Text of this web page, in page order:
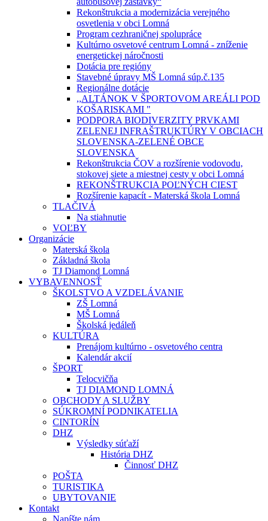
Rekonštrukcia a modernizácia verejného
osvetlenia v obci Lomná
Program cezhraničnej spolupráce
Kultúrno osvetové centrum Lomná - zníženie
energetickej náročnosti
Dotácia pre regióny
Stavebné úpravy MŠ Lomná súp.č.135
Regionálne dotácie
,,ALTÁNOK V ŠPORTOVOM AREÁLI POD
KOŠARISKAMI "
PODPORA BIODIVERZITY PRVKAMI
ZELENEJ INFRAŠTRUKTÚRY V OBCIACH
SLOVENSKA-ZELENÉ OBCE
SLOVENSKA
Rekonštrukcia ČOV a rozšírenie vodovodu,
stokovej siete a miestnej cesty v obci Lomná
REKONŠTRUKCIA POĽNÝCH CIEST
Rozšírenie kapacít - Materská škola Lomná
TLAČIVÁ
Na stiahnutie
VOĽBY
Organizácie
Materská škola
Základná škola
TJ Diamond Lomná
VYBAVENNOSŤ
ŠKOLSTVO A VZDELÁVANIE
ZŠ Lomná
MŠ Lomná
Školská jedáleň
KULTÚRA
Prenájom kultúrno - osvetového centra
Kalendár akcií
ŠPORT
Telocvičňa
TJ DIAMOND LOMNÁ
OBCHODY A SLUŽBY
SÚKROMNÍ PODNIKATELIA
CINTORÍN
DHZ
Výsledky súťaží
História DHZ
Činnosť DHZ
POŠTA
TURISTIKA
UBYTOVANIE
Kontakt
Napíšte nám